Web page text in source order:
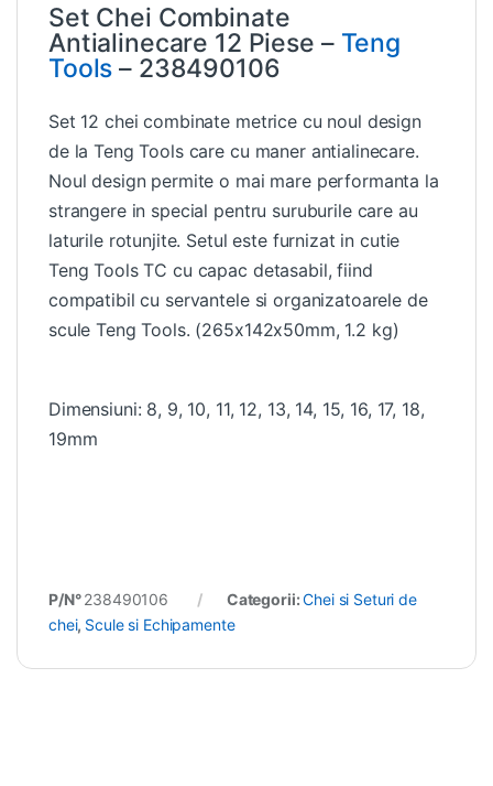
Set Chei Combinate
Antialinecare 12 Piese – Teng
Tools – 238490106
Set 12 chei combinate metrice cu noul design
de la Teng Tools care cu maner antialinecare.
Noul design permite o mai mare performanta la
strangere in special pentru suruburile care au
laturile rotunjite. Setul este furnizat in cutie
Teng Tools TC cu capac detasabil, fiind
compatibil cu servantele si organizatoarele de
scule Teng Tools. (265x142x50mm, 1.2 kg)
Dimensiuni: 8, 9, 10, 11, 12, 13, 14, 15, 16, 17, 18,
19mm
P/N°238490106 Categorii:Chei si Seturi de
chei, Scule si Echipamente